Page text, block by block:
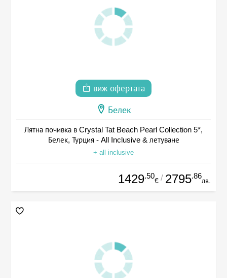
виж офертата
Белек
Лятна почивка в Crystal Tat Beach Pearl Collection 5*,
Белек, Турция - All Inclusive & летуване
+ all inclusive
1429.50
€ / 2795.86
лв.